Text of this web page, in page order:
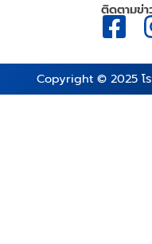
ติดตามข่า
Copyright © 2025 โ